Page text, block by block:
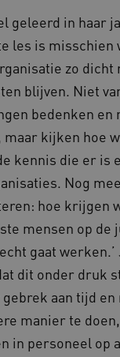
geleerd in haar
les is misschien
zo dicht
blijven. Niet
bedenken en
kijken hoe
kennis die er is
Nog
hoe krijgen
mensen op de
gaat werken.’
dit onder druk
aan tijd
manier te
in personeel op